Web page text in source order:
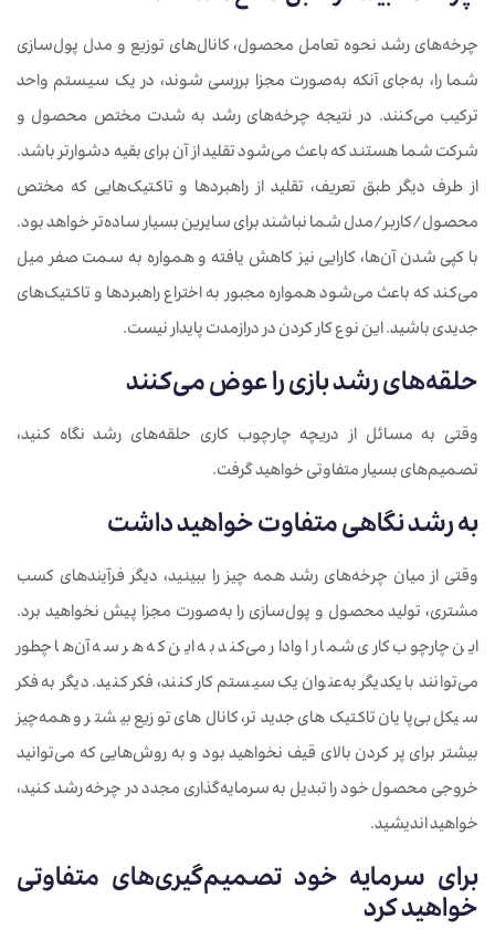
چرخه‌های رشد نحوه تعامل محصول، کانال‌های توزیع و مدل پول‌سازی
شما را، به‌جای آنکه به‌صورت‌ مجزا بررسی شوند، در یک سیستم واحد
ترکیب می‌کنند. در نتیجه چرخه‌های رشد به شدت مختص محصول و
شرکت شما هستند که باعث می‌شود تقلید از آن برای بقیه دشوارتر باشد.
از طرف دیگر طبق تعریف، تقلید از راهبردها و تاکتیک‌هایی که مختص
محصول/کاربر/مدل شما نباشند برای سایرین بسیار ساده‌تر خواهد بود.
با کپی شدن آن‌ها، کارایی نیز کاهش یافته و همواره به سمت صفر میل
می‌کند که باعث می‌شود همواره مجبور به اختراع راهبردها و تاکتیک‌های
جدیدی باشید. این نوع کار کردن در درازمدت پایدار نیست.
حلقههای رشد بازی را عوض میکنند
وقتی به مسائل از دریچه چارچوب کاری حلقه‌های رشد نگاه کنید،
تصمیم‌های بسیار متفاوتی خواهید گرفت.
به رشد نگاهی متفاوت خواهید داشت
وقتی از میان چرخه‌های رشد همه‌ چیز را ببینید، دیگر فرآیندهای کسب
مشتری، تولید محصول و پول‌سازی را به‌صورت مجزا پیش نخواهید برد.
این چارچوب کاری شما را وادار می‌کند به این که هر سه آن‌ها چطور
می‌توانند با یکدیگر به‌عنوان یک سیستم کار کنند، فکر کنید. دیگر به فکر
سیکل بی‌پایان تاکتیک‌های جدیدتر، کانال‌های توزیع بیشتر و همه‌چیز
بیشتر برای پر کردن بالای قیف نخواهید بود و به روش‌هایی که می‌توانید
خروجی محصول خود را تبدیل به سرمایه‌گذاری مجدد در چرخه رشد کنید،
خواهید اندیشید.
برای سرمایه خود تصمیمگیریهای متفاوتی
خواهید کرد